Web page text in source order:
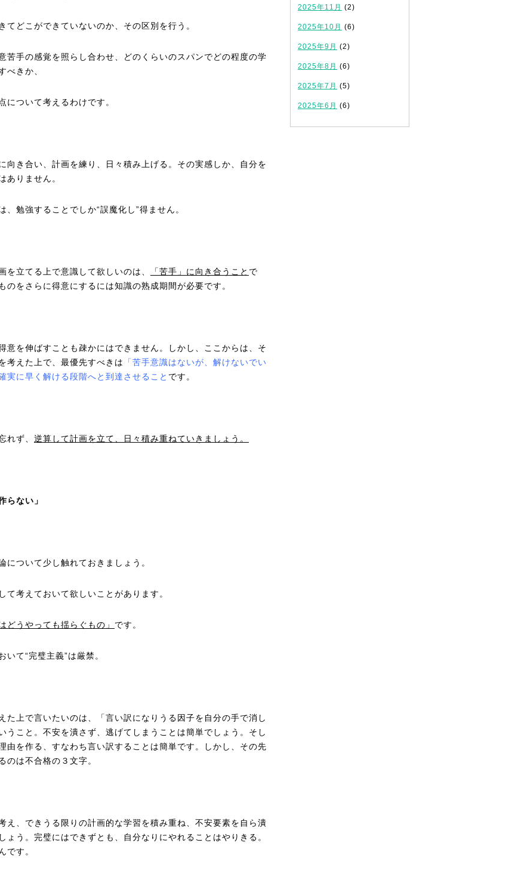
てどこができていないのか、その区別を行う。
苦手の感覚を照らし合わせ、どのくらいのスパンでどの程度の学
べきか、
について考えるわけです。
向き合い、計画を練り、日々積み上げる。その実感しか、自分を
ありません。
、勉強することでしか“誤魔化し”得ません。
を立てる上で意識して欲しいのは、 「苦手」に向き合うこと で
のをさらに得意にするには知識の熟成期間が必要です。
意を伸ばすことも疎かにはできません。しかし、ここからは、そ
考えた上で、最優先すべきは
「苦手意識はないが、解けないでい
実に早く解ける段階へと到達させること です。
れず、 逆算して計画を立て、日々積み重ねていきましょう。
らない」
について少し触れておきましょう。
て考えておいて欲しいことがあります。
どうやっても揺らぐもの」 です。
いて“完璧主義”は厳禁。
た上で言いたいのは、「言い訳になりうる因子を自分の手で消し
うこと。不安を潰さず、逃げてしまうことは簡単でしょう。そし
由を作る、すなわち言い訳することは簡単です。しかし、その先
のは不合格の３文字。
え、できうる限りの計画的な学習を積み重ね、不安要素を自ら潰
ょう。完璧にはできずとも、自分なりにやれることはやりきる。
です。
2025年11月 (2)
2025年10月 (6)
2025年9月 (2)
2025年8月 (6)
2025年7月 (5)
2025年6月 (6)